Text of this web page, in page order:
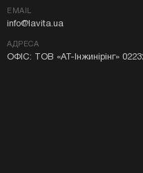
EMAIL
info@lavita.ua
АДРЕСА
ОФІС: ТОВ «АТ-Інжинірінг»